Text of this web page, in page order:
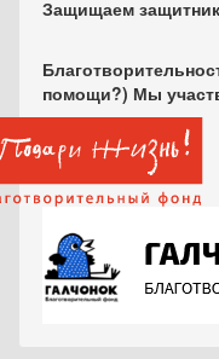
Защищаем
помощи?) Мы